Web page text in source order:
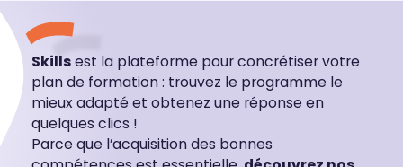
Skillsest la plateforme pour concrétiser votre
plan de formation : trouvez le programme le
mieux adapté et obtenez une réponse en
quelques clics !
Parce que l’acquisition des bonnes